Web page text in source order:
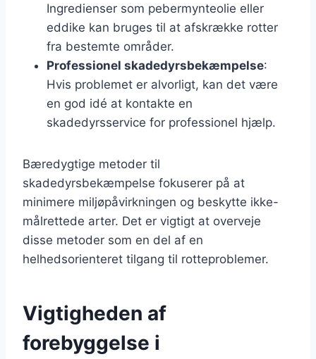
Ingredienser som pebermynteolie eller
eddike kan bruges til at afskrække rotter
fra bestemte områder.
Professionel skadedyrsbekæmpelse:
Hvis problemet er alvorligt, kan det være
en god idé at kontakte en
skadedyrsservice for professionel hjælp.
Bæredygtige metoder til
skadedyrsbekæmpelse fokuserer på at
minimere miljøpåvirkningen og beskytte ikke-
målrettede arter. Det er vigtigt at overveje
disse metoder som en del af en
helhedsorienteret tilgang til rotteproblemer.
Vigtigheden af
forebyggelse i